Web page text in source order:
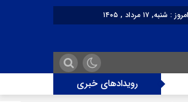
امروز : شنبه, ۱۷ مرداد , ۱۴۰۵
رویدادهای خبری